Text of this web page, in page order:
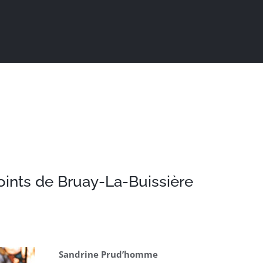
de Bruay-La-Buissière
Sandrine Prud’homme